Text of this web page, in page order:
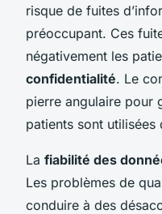
risque de fuites
préoccupant. Ces
négativement les
confidentialité. Le
pierre angulaire pour
patients sont utilisées
La fiabilité des
Les problèmes de
conduire à des